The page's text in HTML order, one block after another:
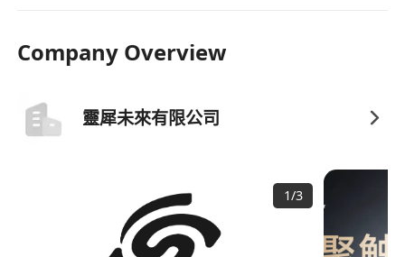
Company Overview
靈犀未來有限公司
1/3